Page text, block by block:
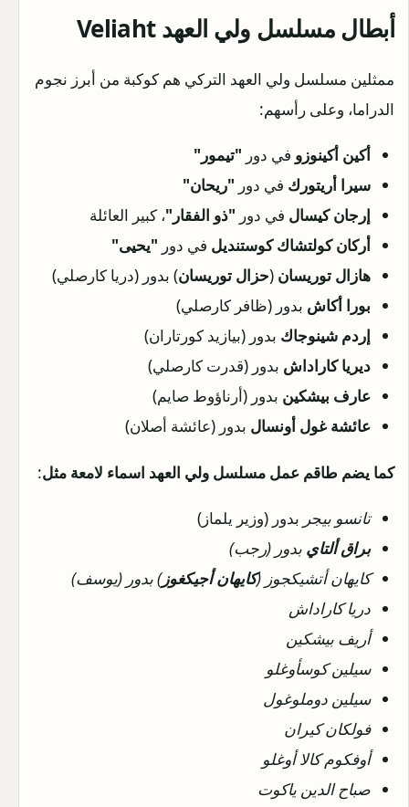
أبطال مسلسل ولي العهد Veliaht
ممثلين مسلسل ولي العهد التركي هم كوكبة من أبرز نجوم
الدراما، وعلى رأسهم:
أكين أكينوزو في دور "تيمور"
سيرا أريتورك في دور "ريحان"
إرجان كيسال في دور "ذو الفقار"، كبير العائلة
أركان كولتشاك كوستنديل في دور "يحيى"
هازال توريسان (حزال توريسان) بدور (دريا كارصلي)
بورا أكاش بدور (ظافر كارصلي)
إردم شينوجاك بدور (بيازيد كورتاران)
ديريا كاراداش بدور (قدرت كارصلي)
عارف بيشكين بدور (أرناؤوط صايم)
عائشة غول أونسال بدور (عائشة أصلان)
كما يضم طاقم عمل مسلسل ولي العهد اسماء لامعة مثل:
تانسو بيجر بدور (وزير يلماز)
براق ألتاي بدور (رجب)
كايهان أتشيكجوز (كايهان أجيكغوز) بدور (يوسف)
دريا كاراداش
أريف بيشكين
سيلين كوسأوغلو
سيلين دوملوغول
فولكان كيران
أوفكوم كالا أوغلو
صباح الدين ياكوت